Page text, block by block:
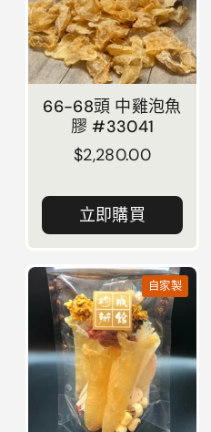
66-68頭 中雞泡魚
膠 #33041
正常價格
$2,280.00
立即購買
自家製